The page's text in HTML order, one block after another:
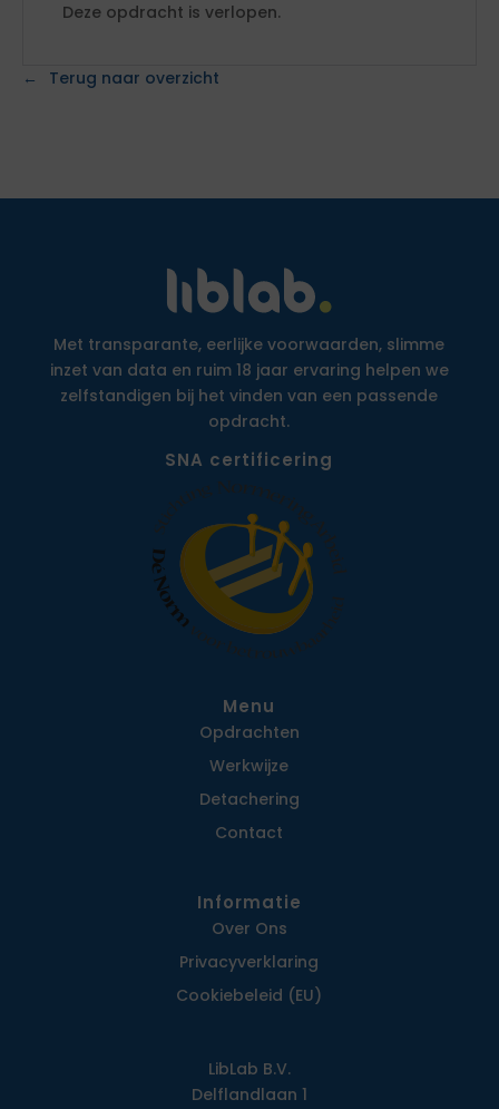
Deze opdracht is verlopen.
Terug naar overzicht
Met transparante, eerlijke voorwaarden, slimme
inzet van data en ruim 18 jaar ervaring helpen we
zelfstandigen bij het vinden van een passende
opdracht.
SNA certificering
Menu
Opdrachten
Werkwijze
Detachering
Contact
Informatie
Over Ons
Privacy­verklaring
Cookiebeleid (EU)
LibLab B.V.
Delflandlaan 1